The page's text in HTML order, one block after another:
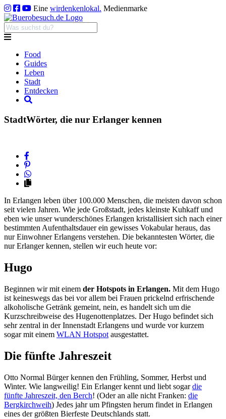
Eine wirdenkenlokal. Medienmarke
Food
Guides
Leben
Stadt
Entdecken
StadtWörter, die nur Erlanger kennen
In Erlangen leben über 100.000 Menschen, die meisten davon schon
seit vielen Jahren. Wie jede Großstadt, jedes kleinste Kuhkaff und
eben wie unser wunderschönes Erlangen kristallisiert sich nach einer
bestimmten Aufenthaltsdauer ein gewisses Vokabular heraus, das
nur Einwohner Erlangens verstehen. Die bekanntesten Wörter, die
nur Erlanger kennen, stellen wir euch heute vor:
Hugo
Beginnen wir mit einem der Hotspots in Erlangen. Mit dem Hugo
ist keineswegs das bei vor allem bei Frauen prickelnd erfrischende
alkoholische Getränk gemeint, nein, es handelt sich um die
Kurzschreibweise des Hugenottenplatzes. Der Hugo befindet sich
sehr zentral in der Innenstadt Erlangens und wurde vor kurzem
sogar mit einem WLAN Hotspot ausgestattet.
Die fünfte Jahreszeit
Otto Normal Bürger kennen den Frühling, Sommer, Herbst und
Winter. Wie langweilig! Ein Erlanger kennt und liebt sogardie
fünfte Jahreszeit, den Berch! (Oder an alle nicht Franken: die
Bergkirchweih) Jedes jahr um Pfingsten herum findet in Erlangen
eines der größten Bierfeste Deutschlands statt.